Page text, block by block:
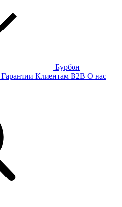
Бурбон
Гарантии Клиентам B2B О нас